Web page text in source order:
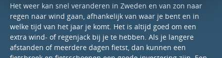
Het weer kan snel veranderen in Zweden en van zon naar
regen naar wind gaan, afhankelijk van waar je bent en in
welke tijd van het jaar je komt. Het is altijd goed om een ​​
extra wind- of regenjack bij je te hebben. Als je langere
afstanden of meerdere dagen fietst, dan kunnen een